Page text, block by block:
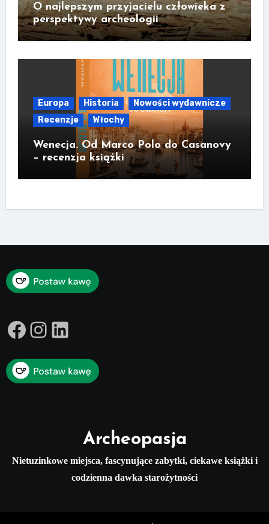
O najlepszym przyjacielu człowieka z
perspektywy archeologii
Europa Historia
Nowości wydawnicze
Recenzje
Włochy
Wenecja. Od Marco Polo do Casanovy
– recenzja książki
Facebook
Instagram
LinkedIn
Archeopasja
Nietuzinkowe miejsca, fascynujące zabytki, ciekawe książki i
codzienna dawka starożytności